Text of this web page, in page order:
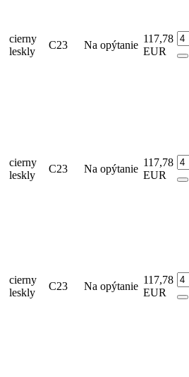
cierny
leskly
C23 Na opýtanie
117,78
EUR
cierny
leskly
C23 Na opýtanie
117,78
EUR
cierny
leskly
C23 Na opýtanie
117,78
EUR